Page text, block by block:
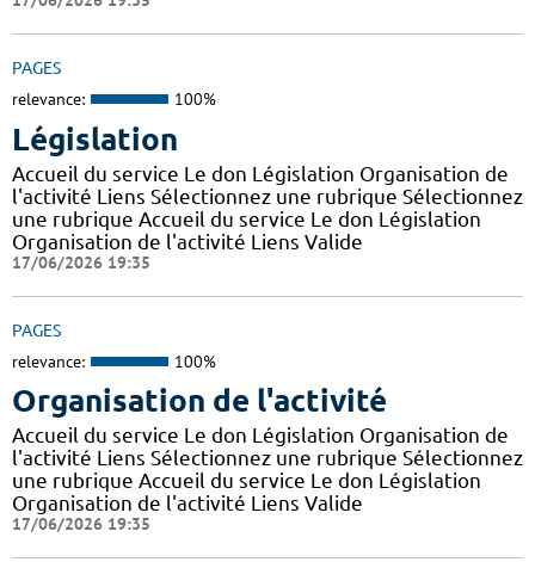
PAGES
relevance: 100%
Législation
Accueil du service Le don Législation Organisation de
l'activité Liens Sélectionnez une rubrique Sélectionnez
une rubrique Accueil du service Le don Législation
Organisation de l'activité Liens Valide
17/06/2026 19:35
PAGES
relevance: 100%
Organisation de l'activité
Accueil du service Le don Législation Organisation de
l'activité Liens Sélectionnez une rubrique Sélectionnez
une rubrique Accueil du service Le don Législation
Organisation de l'activité Liens Valide
17/06/2026 19:35